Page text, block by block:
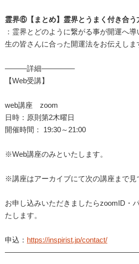
霊界⑥【まとめ】霊界とうまく付き合う
：霊界とどのように繋がる事が開運へ
生の皆さんに合った開運法をお伝えしま
———詳細————–
【Web受講】
web講座 zoom
日時：原則第2木曜日
開催時間： 19:30～21:00
※Web講座のみといたします。
※講座はアーカイブにて次の講座まで見
お申し込みいただきましたらzoomID・
たします。
申込： https://inspirist.jp/contact/